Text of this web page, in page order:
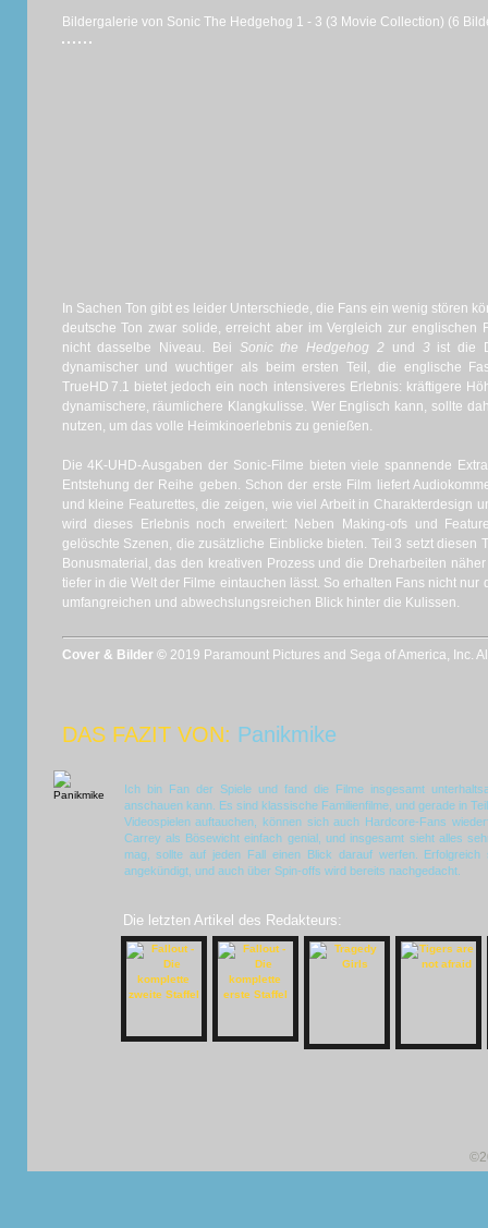
Bildergalerie von Sonic The Hedgehog 1 - 3 (3 Movie Collection) (6
In Sachen Ton gibt es leider Unterschiede, die Fans ein wenig stören
deutsche Ton zwar solide, erreicht aber im Vergleich zur englischen
nicht dasselbe Niveau. Bei Sonic the Hedgehog 2 und 3ist die
dynamischer und wuchtiger als beim ersten Teil, die englische
TrueHD 7.1 bietet jedoch ein noch intensiveres Erlebnis: kräftigere
dynamischere, räumlichere Klangkulisse. Wer Englisch kann, sollte
nutzen, um das volle Heimkinoerlebnis zu genießen.
Die 4K‑UHD-Ausgaben der Sonic-Filme bieten viele spannende
Entstehung der Reihe geben. Schon der erste Film liefert
und kleine Featurettes, die zeigen, wie viel Arbeit in Charakterdesign
wird dieses Erlebnis noch erweitert: Neben Making-ofs und
gelöschte Szenen, die zusätzliche Einblicke bieten. Teil 3 setzt diesen
Bonusmaterial, das den kreativen Prozess und die Dreharbeiten
tiefer in die Welt der Filme eintauchen lässt. So erhalten Fans nicht
umfangreichen und abwechslungsreichen Blick hinter die Kulissen.
Cover & Bilder © 2019 Paramount Pictures and Sega of America, Inc.
DAS FAZIT VON: Panikmike
Ich bin Fan der Spiele und fand die Filme insgesamt
anschauen kann. Es sind klassische Familienfilme, und gerade in
Videospielen auftauchen, können sich auch Hardcore-Fans
Carrey als Bösewicht einfach genial, und insgesamt sieht alles
mag, sollte auf jeden Fall einen Blick darauf werfen.
angekündigt, und auch über Spin-offs wird bereits nachgedacht.
Die letzten Artikel des Redakteurs: